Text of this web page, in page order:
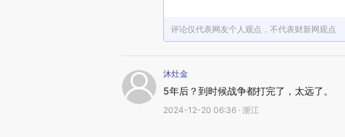
评论仅代表网友个人观点，不代表财新网观点
沐灶金
5年后？到时候战争都打完了，太远了。
2024-12-20 06:36 · 浙江